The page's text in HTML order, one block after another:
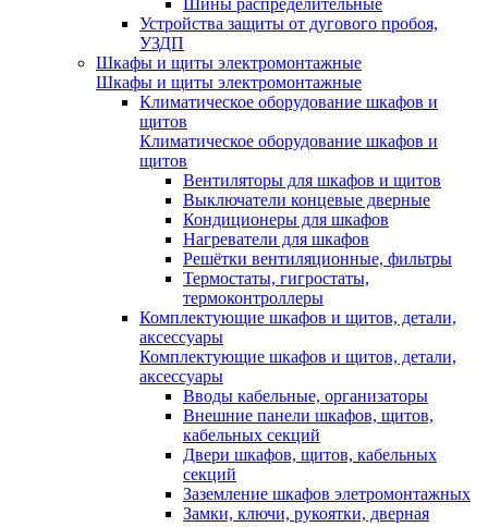
Шины распределительные
Устройства защиты от дугового пробоя,
УЗДП
Шкафы и щиты электромонтажные
Шкафы и щиты электромонтажные
Климатическое оборудование шкафов и
щитов
Климатическое оборудование шкафов и
щитов
Вентиляторы для шкафов и щитов
Выключатели концевые дверные
Кондиционеры для шкафов
Нагреватели для шкафов
Решётки вентиляционные, фильтры
Термостаты, гигростаты,
термоконтроллеры
Комплектующие шкафов и щитов, детали,
аксессуары
Комплектующие шкафов и щитов, детали,
аксессуары
Вводы кабельные, организаторы
Внешние панели шкафов, щитов,
кабельных секций
Двери шкафов, щитов, кабельных
секций
Заземление шкафов элетромонтажных
Замки, ключи, рукоятки, дверная